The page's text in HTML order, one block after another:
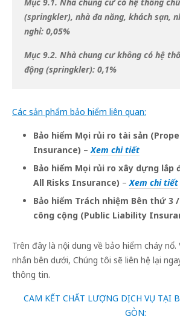
(springkler), nhà đa năng, khách sạn,
nghỉ: 0,05%
Mục 9.2. Nhà chung cư không có hệ
động (springkler): 0,1%
Các sản phẩm bảo hiểm liên quan:
Bảo hiểm Mọi rủi ro tài sản
Insurance) –Xem chi tiết
Bảo hiểm Mọi rủi ro xây dựng lắp
All Risks Insurance) –Xem chi tiết
Bảo hiểm Trách nhiệm Bên thứ 3
công cộng (Public Liability
Trên đây là nội dung về bảo hiểm cháy nổ.
nhắn bên dưới, Chúng tôi sẽ liên hệ lại
thông tin.
CAM KẾT CHẤT LƯỢNG DỊCH VỤ TẠI
GÒN: